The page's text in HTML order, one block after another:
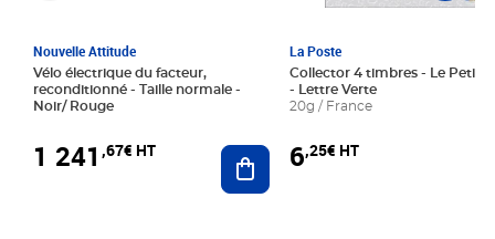
Nouvelle Attitude
Vélo électrique du facteur,
reconditionné - Taille normale -
Noir/ Rouge
1 241 ,67€ HT Ajouter au panier
La Poste
Collector 4 timbres - Le Petit
- Lettre Verte
20g / France
6,25€ HT